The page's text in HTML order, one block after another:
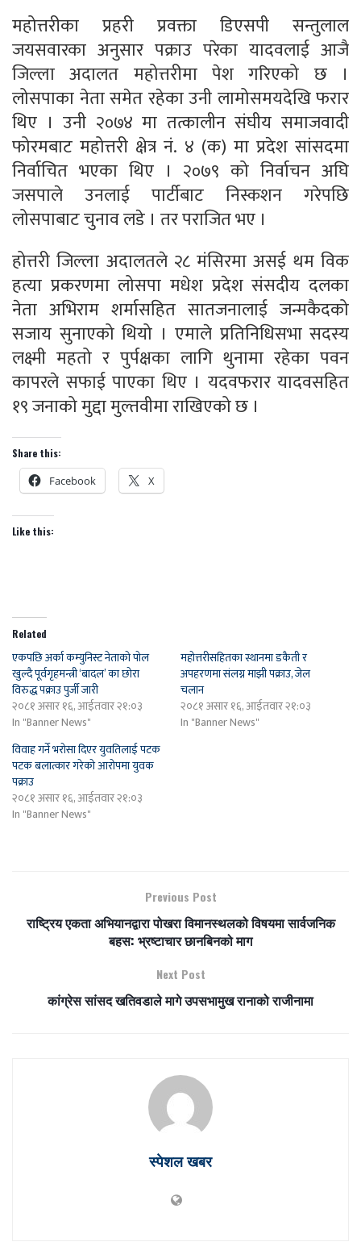
महोत्तरीका प्रहरी प्रवक्ता डिएसपी सन्तुलाल
जयसवारका अनुसार पक्राउ परेका यादवलाई आजै
जिल्ला अदालत महोत्तरीमा पेश गरिएको छ ।
लोसपाका नेता समेत रहेका उनी लामोसमयदेखि फरार
थिए । उनी २०७४ मा तत्कालीन संघीय समाजवादी
फोरमबाट महोत्तरी क्षेत्र नं. ४ (क) मा प्रदेश सांसदमा
निर्वाचित भएका थिए । २०७९ को निर्वाचन अघि
जसपाले उनलाई पार्टीबाट निस्कशन गरेपछि
लोसपाबाट चुनाव लडे । तर पराजित भए ।
होत्तरी जिल्ला अदालतले २८ मंसिरमा असई थम विक
हत्या प्रकरणमा लोसपा मधेश प्रदेश संसदीय दलका
नेता अभिराम शर्मासहित सातजनालाई जन्मकैदको
सजाय सुनाएको थियो । एमाले प्रतिनिधिसभा सदस्य
लक्ष्मी महतो र पुर्पक्षका लागि थुनामा रहेका पवन
कापरले सफाई पाएका थिए । यदवफरार यादवसहित
१९ जनाको मुद्दा मुल्तवीमा राखिएको छ ।
Share this:
Facebook X
Like this:
Related
एकपछि अर्का कम्युनिस्ट नेताकाे पाेल
खुल्दै पूर्वगृहमन्त्री ‘बादल’ का छोरा
विरुद्ध पक्राउ पुर्जी जारी
२०८१ असार १६, आईतवार २१:०३
In "Banner News"
महोत्तरीसहितका स्थानमा डकैती र
अपहरणमा संलग्न माझी पक्राउ, जेल
चलान
२०८१ असार १६, आईतवार २१:०३
In "Banner News"
विवाह गर्ने भरोसा दिएर युवतिलाई पटक
पटक बलात्कार गरेको आरोपमा युवक
पक्राउ
२०८१ असार १६, आईतवार २१:०३
In "Banner News"
Previous Post
राष्ट्रिय एकता अभियानद्वारा पोखरा विमानस्थलको विषयमा सार्वजनिक
बहस: भ्रष्टाचार छानबिनको माग
Next Post
कांग्रेस सांसद खतिवडाले मागे उपसभामुख रानाको राजीनामा
स्पेशल खबर